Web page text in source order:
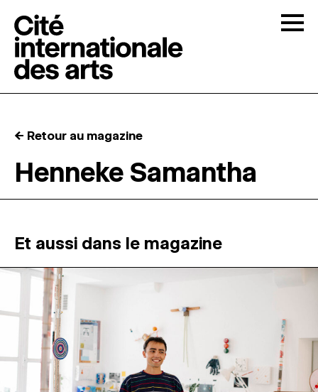
RÉSIDENCES ↓
ATELIERS OUVERTS
PROGRAMMATION
MAGAZINE
ESPACES DE PRATIQUE ARTISTIQUE ↓
← Retour au magazine
Henneke Samantha
Et aussi dans le magazine